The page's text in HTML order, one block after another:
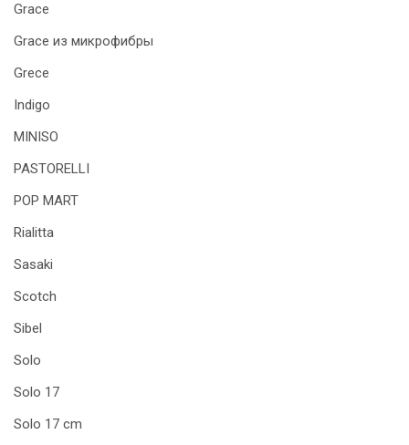
Grace
Grace из микрофибры
Grece
Indigo
MINISO
PASTORELLI
POP MART
Rialitta
Sasaki
Scotch
Sibel
Solo
Solo 17
Solo 17 cm